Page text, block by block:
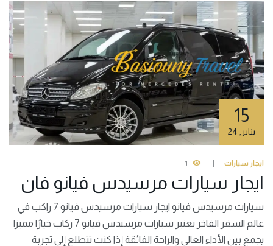
15
يناير
ايجار سيارات 1
ايجار سيارات مرسيدس فيانو فان
سيارات مرسيدس فيانو ايجار سيارات مرسيدس فيانو 7 راكب في
عالم السفر الفاخر تعتبر سيارات مرسيدس فيانو 7 ركاب خيارًا مميزا
يجمع بين الأداء العالي والراحة الفائقة إذا كنت تتطلع إلى تجربة